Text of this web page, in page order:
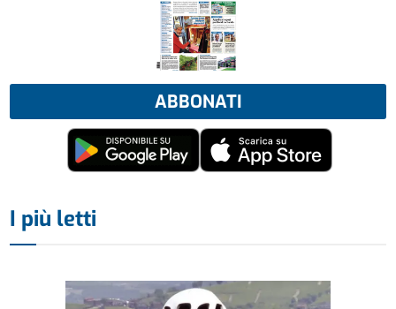
ABBONATI
I più letti